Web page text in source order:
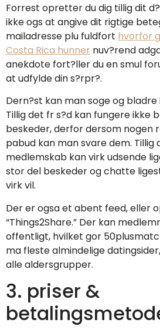
Forrest opretter du dig tillig dit
ikke ogs at angive dit rigtige
mailadresse plu fuldfort hvorfor
Costa Rica hunner nuv?rend
anekdote fort?ller du en smul
at udfylde din s?rpr?.
Dern?st kan man soge og
Tillig det fr s?d kan fungere ikke
beskeder, derfor dersom nogen
pabud kan man svare dem.
medlemskab kan virk udsende
stor del beskeder og chatte
virk vil.
Der er ogsa et abent feed, eller
“Things2Share.” Der kan
offentligt, hvilket gor
ma fleste almindelige
alle aldersgrupper.
3. priser &